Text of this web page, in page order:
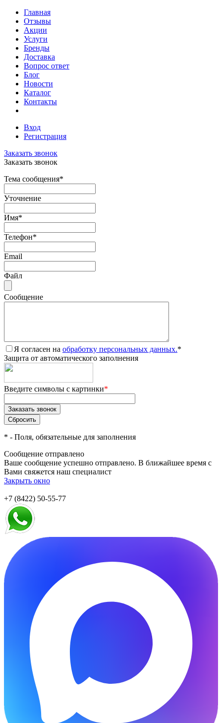
Главная
Отзывы
Акции
Услуги
Бренды
Доставка
Вопрос ответ
Блог
Новости
Каталог
Контакты
Вход
Регистрация
Заказать звонок
Заказать звонок
Тема сообщения*
Уточнение
Имя*
Телефон*
Email
Файл
Сообщение
Я согласен на обработку персональных данных.*
Защита от автоматического заполнения
Введите символы с картинки*
* - Поля, обязательные для заполнения
Сообщение отправлено
Ваше сообщение успешно отправлено. В ближайшее время с
Вами свяжется наш специалист
Закрыть окно
+7 (8422) 50-55-77